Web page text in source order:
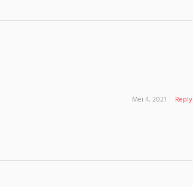
Reply
Mei 4, 2021